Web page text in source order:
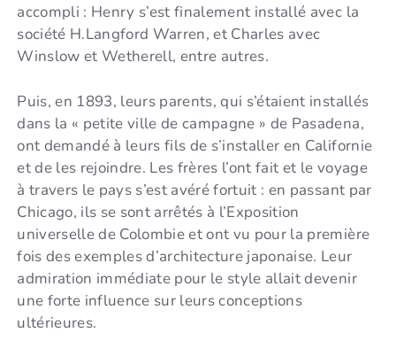
accompli : Henry s’est finalement installé avec la
société H.Langford Warren, et Charles avec
Winslow et Wetherell, entre autres.
Puis, en 1893, leurs parents, qui s’étaient installés
dans la « petite ville de campagne » de Pasadena,
ont demandé à leurs fils de s’installer en Californie
et de les rejoindre. Les frères l’ont fait et le voyage
à travers le pays s’est avéré fortuit : en passant par
Chicago, ils se sont arrêtés à l’Exposition
universelle de Colombie et ont vu pour la première
fois des exemples d’architecture japonaise. Leur
admiration immédiate pour le style allait devenir
une forte influence sur leurs conceptions
ultérieures.